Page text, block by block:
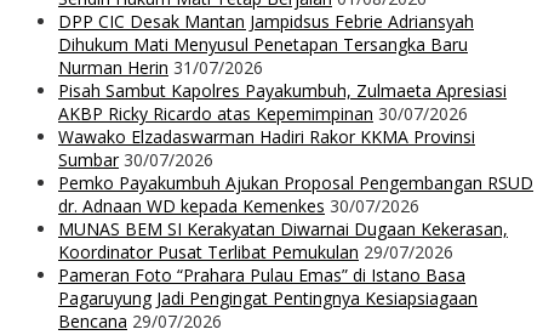
DPP CIC Desak Mantan Jampidsus Febrie Adriansyah
Dihukum Mati Menyusul Penetapan Tersangka Baru
Nurman Herin 31/07/2026
Pisah Sambut Kapolres Payakumbuh, Zulmaeta Apresiasi
AKBP Ricky Ricardo atas Kepemimpinan 30/07/2026
Wawako Elzadaswarman Hadiri Rakor KKMA Provinsi
Sumbar 30/07/2026
Pemko Payakumbuh Ajukan Proposal Pengembangan RSUD
dr. Adnaan WD kepada Kemenkes 30/07/2026
MUNAS BEM SI Kerakyatan Diwarnai Dugaan Kekerasan,
Koordinator Pusat Terlibat Pemukulan 29/07/2026
Pameran Foto “Prahara Pulau Emas” di Istano Basa
Pagaruyung Jadi Pengingat Pentingnya Kesiapsiagaan
Bencana 29/07/2026